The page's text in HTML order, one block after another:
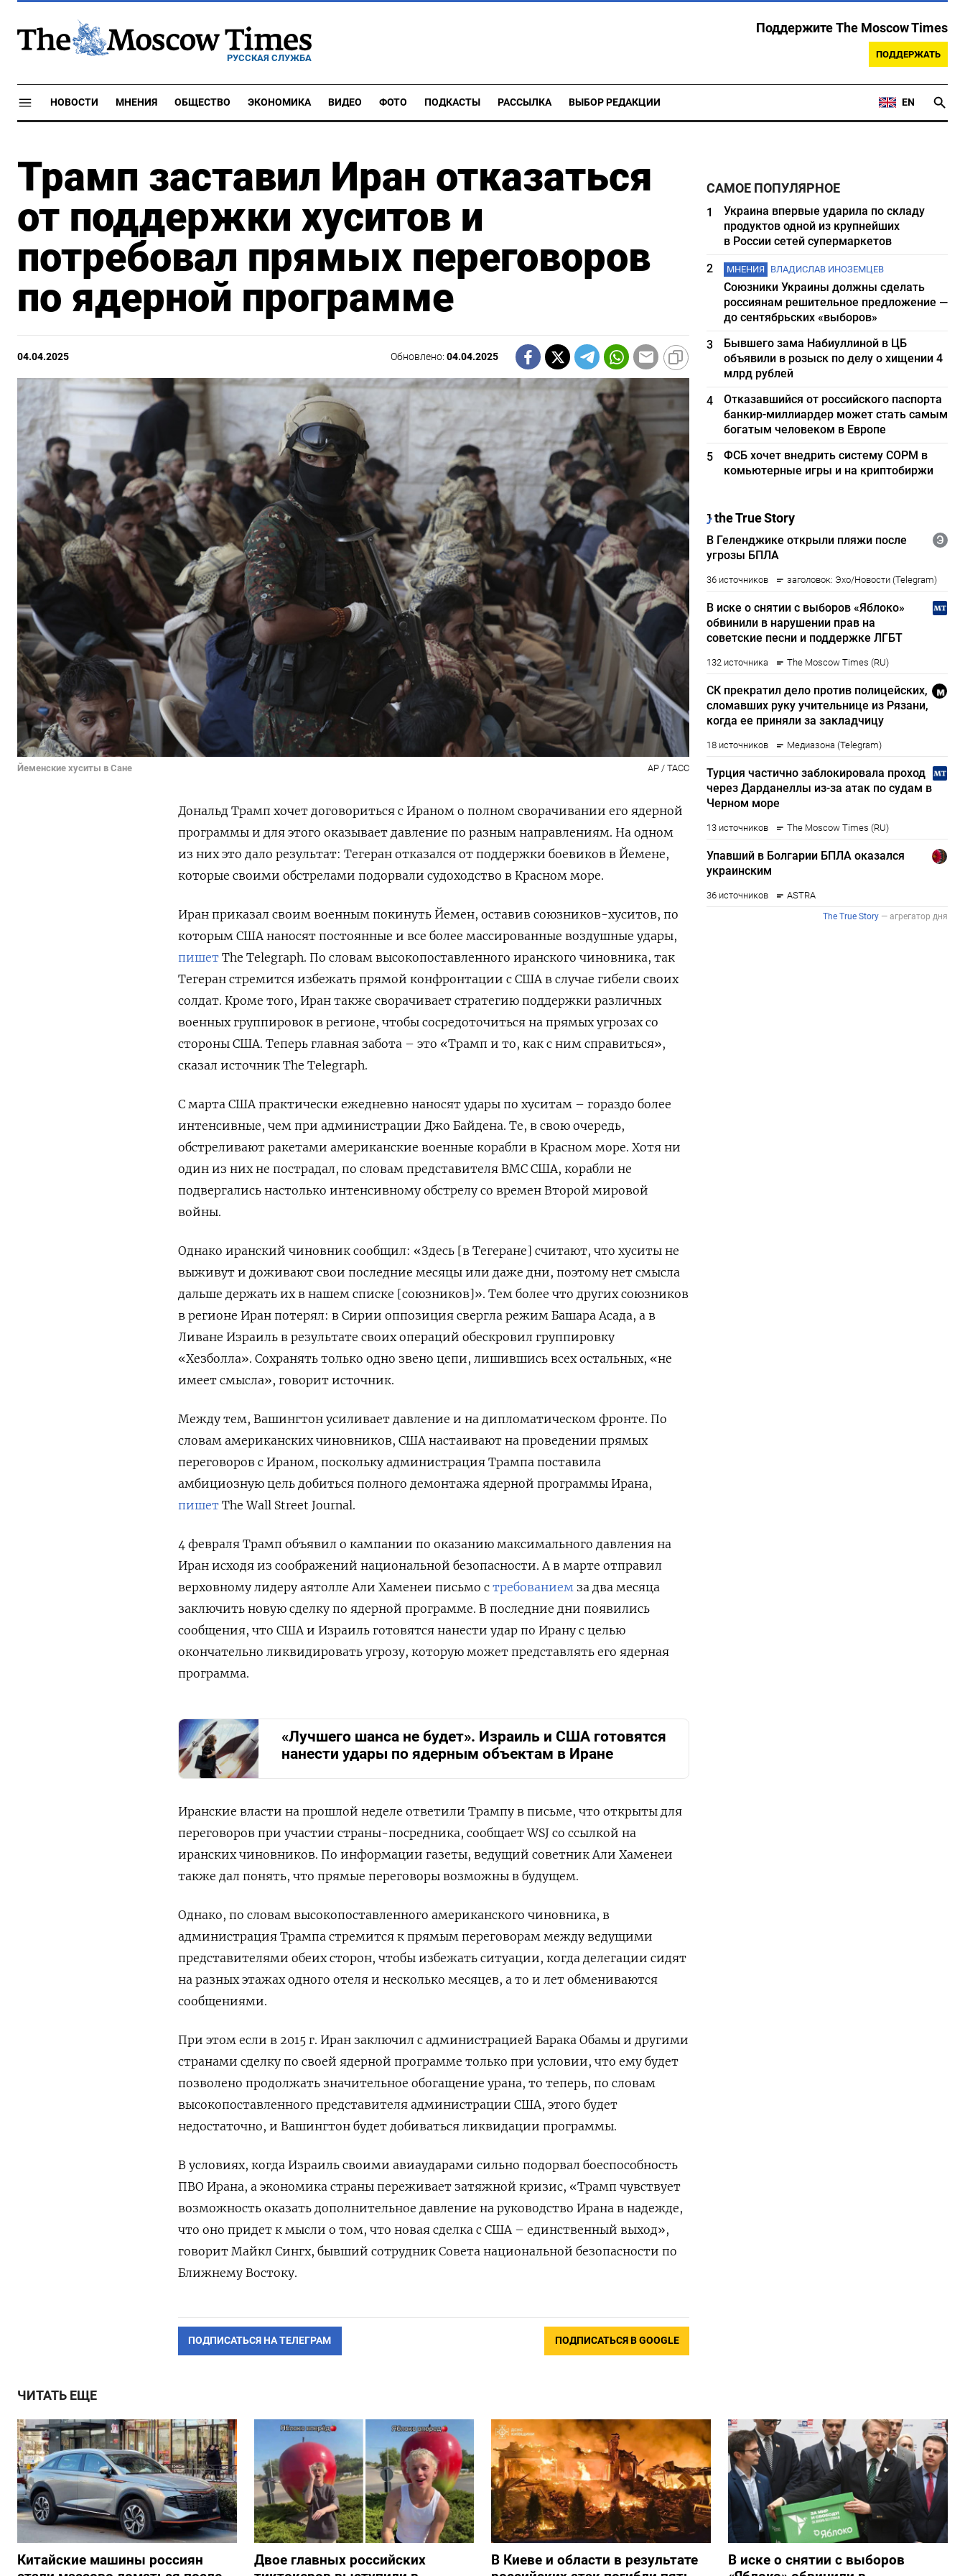
РУССКАЯ СЛУЖБА
Поддержите The Moscow Times
ПОДДЕРЖАТЬ
НОВОСТИ МНЕНИЯ ОБЩЕСТВО ЭКОНОМИКА ВИДЕО ФОТО ПОДКАСТЫ РАССЫЛКА ВЫБОР РЕДАКЦИИ EN
Трамп заставил Иран отказаться
от поддержки хуситов и
потребовал прямых переговоров
по ядерной программе
04.04.2025 Обновлено:04.04.2025
Йеменские хуситы в Сане AP / ТАСС
Дональд Трамп хочет договориться с Ираном о полном сворачивании его ядерной
программы и для этого оказывает давление по разным направлениям. На одном
из них это дало результат: Тегеран отказался от поддержки боевиков в Йемене,
которые своими обстрелами подорвали судоходство в Красном море.
Иран приказал своим военным покинуть Йемен, оставив союзников-хуситов, по
которым США наносят постоянные и все более массированные воздушные удары,
пишет The Telegraph. По словам высокопоставленного иранского чиновника, так
Тегеран стремится избежать прямой конфронтации с США в случае гибели своих
солдат. Кроме того, Иран также сворачивает стратегию поддержки различных
военных группировок в регионе, чтобы сосредоточиться на прямых угрозах со
стороны США. Теперь главная забота – это «Трамп и то, как с ним справиться»,
сказал источник The Telegraph.
С марта США практически ежедневно наносят удары по хуситам – гораздо более
интенсивные, чем при администрации Джо Байдена. Те, в свою очередь,
обстреливают ракетами американские военные корабли в Красном море. Хотя ни
один из них не пострадал, по словам представителя ВМС США, корабли не
подвергались настолько интенсивному обстрелу со времен Второй мировой
войны.
Однако иранский чиновник сообщил: «Здесь [в Тегеране] считают, что хуситы не
выживут и доживают свои последние месяцы или даже дни, поэтому нет смысла
дальше держать их в нашем списке [союзников]». Тем более что других союзников
в регионе Иран потерял: в Сирии оппозиция свергла режим Башара Асада, а в
Ливане Израиль в результате своих операций обескровил группировку
«Хезболла». Сохранять только одно звено цепи, лишившись всех остальных, «не
имеет смысла», говорит источник.
Между тем, Вашингтон усиливает давление и на дипломатическом фронте. По
словам американских чиновников, США настаивают на проведении прямых
переговоров с Ираном, поскольку администрация Трампа поставила
амбициозную цель добиться полного демонтажа ядерной программы Ирана,
пишет The Wall Street Journal.
4 февраля Трамп объявил о кампании по оказанию максимального давления на
Иран исходя из соображений национальной безопасности. А в марте отправил
верховному лидеру аятолле Али Хаменеи письмо с требованием за два месяца
заключить новую сделку по ядерной программе. В последние дни появились
сообщения, что США и Израиль готовятся нанести удар по Ирану с целью
окончательно ликвидировать угрозу, которую может представлять его ядерная
программа.
«Лучшего шанса не будет». Израиль и США готовятся
нанести удары по ядерным объектам в Иране
Иранские власти на прошлой неделе ответили Трампу в письме, что открыты для
переговоров при участии страны-посредника, сообщает WSJ со ссылкой на
иранских чиновников. По информации газеты, ведущий советник Али Хаменеи
также дал понять, что прямые переговоры возможны в будущем.
Однако, по словам высокопоставленного американского чиновника, в
администрация Трампа стремится к прямым переговорам между ведущими
представителями обеих сторон, чтобы избежать ситуации, когда делегации сидят
на разных этажах одного отеля и несколько месяцев, а то и лет обмениваются
сообщениями.
При этом если в 2015 г. Иран заключил с администрацией Барака Обамы и другими
странами сделку по своей ядерной программе только при условии, что ему будет
позволено продолжать значительное обогащение урана, то теперь, по словам
высокопоставленного представителя администрации США, этого будет
недостаточно, и Вашингтон будет добиваться ликвидации программы.
В условиях, когда Израиль своими авиаударами сильно подорвал боеспособность
ПВО Ирана, а экономика страны переживает затяжной кризис, «Трамп чувствует
возможность оказать дополнительное давление на руководство Ирана в надежде,
что оно придет к мысли о том, что новая сделка с США – единственный выход»,
говорит Майкл Сингх, бывший сотрудник Совета национальной безопасности по
Ближнему Востоку.
ПОДПИСАТЬСЯ НА ТЕЛЕГРАМ ПОДПИСАТЬСЯ В GOOGLE
САМОЕ ПОПУЛЯРНОЕ
1
Украина впервые ударила по складу
продуктов одной из крупнейших
в России сетей супермаркетов
2
МНЕНИЯ ВЛАДИСЛАВ ИНОЗЕМЦЕВ
Союзники Украины должны сделать
россиянам решительное предложение —
до сентябрьских «выборов»
3
Бывшего зама Набиуллиной в ЦБ
объявили в розыск по делу о хищении 4
млрд рублей
4
Отказавшийся от российского паспорта
банкир-миллиардер может стать самым
богатым человеком в Европе
5
ФСБ хочет внедрить систему СОРМ в
комьютерные игры и на криптобиржи
ЧИТАТЬ ЕЩЕ
Китайские машины россиян
Двое главных российских
В Киеве и области в результате
В иске о снятии с выборов